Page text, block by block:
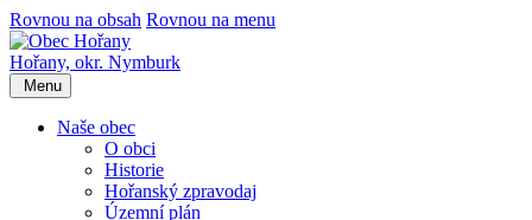
Rovnou na obsah Rovnou na menu
Hořany, okr. Nymburk
Menu
Naše obec
O obci
Historie
Hořanský zpravodaj
Územní plán